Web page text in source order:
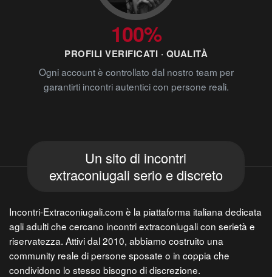
100%
PROFILI VERIFICATI · QUALITÀ
Ogni account è controllato dal nostro team per
garantirti incontri autentici con persone reali.
Un sito di incontri
extraconiugali serio e discreto
Incontri-Extraconiugali.com è la piattaforma italiana dedicata
agli adulti che cercano incontri extraconiugali con serietà e
riservatezza. Attivi dal 2010, abbiamo costruito una
community reale di persone sposate o in coppia che
condividono lo stesso bisogno di discrezione.